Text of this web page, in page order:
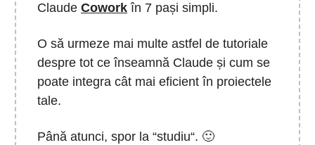
Claude Cowork în 7 pași simpli.
O să urmeze mai multe astfel de tutoriale
despre tot ce înseamnă Claude și cum se
poate integra cât mai eficient în proiectele
tale.
Până atunci, spor la “studiu“. 🙂